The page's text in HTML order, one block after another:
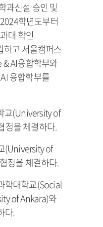
과신설 승인 및
학년도부터
대 학인
하고 서울캠퍼스
AI융합학부와
융합학부를
교(University of
정을 체결하다.
(University of
정을 체결하다.
학대학교(Social
of Ankara)와
다.